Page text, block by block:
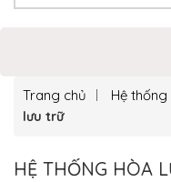
Trang chủ Hệ
lưu trữ
HỆ THỐNG HÒA